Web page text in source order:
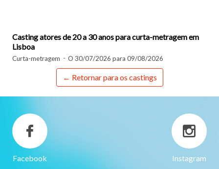
Casting atores de 20 a 30 anos para curta-metragem em
Lisboa
Curta-metragem O 30/07/2026 para 09/08/2026
← Retornar para os castings
Facebook Instagram